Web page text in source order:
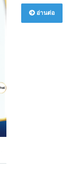
อ่านต่อ